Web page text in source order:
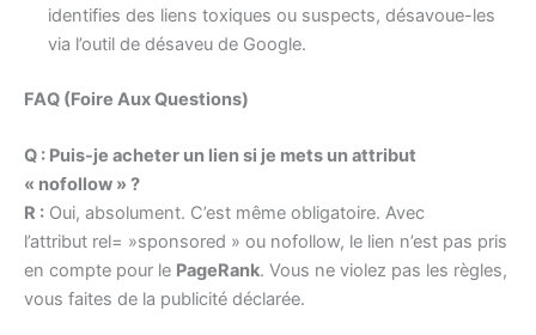
identifies des liens toxiques ou suspects, désavoue-les
via l’outil de désaveu de Google.
FAQ (Foire Aux Questions)
Q : Puis-je acheter un lien si je mets un attribut
« nofollow » ?
R : Oui, absolument. C’est même obligatoire. Avec
l’attribut rel= »sponsored » ou nofollow, le lien n’est pas pris
en compte pour le PageRank. Vous ne violez pas les règles,
vous faites de la publicité déclarée.